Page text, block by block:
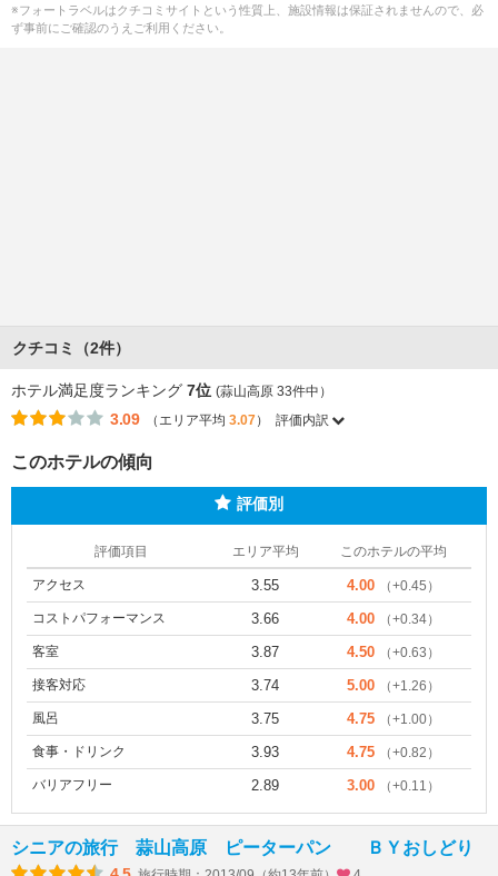
※フォートラベルはクチコミサイトという性質上、施設情報は保証されませんので、必
ず事前にご確認のうえご利用ください。
クチコミ（2件）
ホテル満足度ランキング 7位 (蒜山高原 33件中）
3.09 （エリア平均 3.07） 評価内訳
このホテルの傾向
評価別
評価項目 エリア平均 このホテルの平均
アクセス 3.55 4.00 （+0.45）
コストパフォーマンス 3.66 4.00 （+0.34）
客室 3.87 4.50 （+0.63）
接客対応 3.74 5.00 （+1.26）
風呂 3.75 4.75 （+1.00）
食事・ドリンク 3.93 4.75 （+0.82）
バリアフリー 2.89 3.00 （+0.11）
シニアの旅行 蒜山高原 ピーターパン ＢＹおしどり